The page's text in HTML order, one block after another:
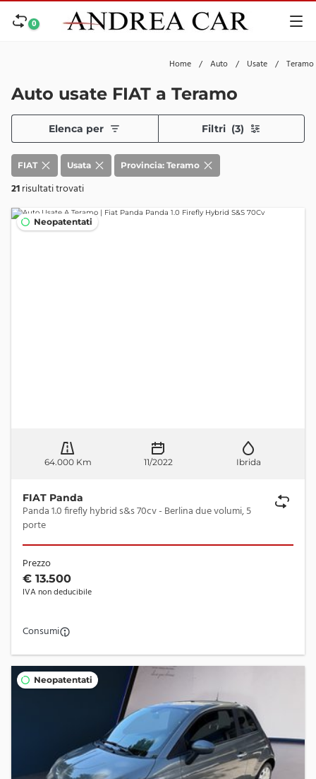
0
Home / Auto / Usate / Teramo
Auto usate FIAT a Teramo
Elenca per Filtri (3)
FIAT Usata Provincia: Teramo
21risultati trovati
Neopatentati
64.000 Km 11/2022 Ibrida
FIAT Panda
Panda 1.0 firefly hybrid s&s 70cv - Berlina due volumi, 5
porte
Prezzo
€ 13.500
IVA non deducibile
Consumi
Neopatentati